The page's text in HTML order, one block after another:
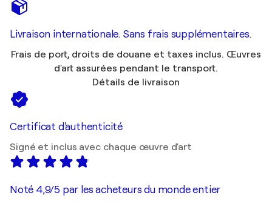
Livraison internationale. Sans frais supplémentaires.
Frais de port, droits de douane et taxes inclus. Œuvres
d'art assurées pendant le transport.
Détails de livraison
Certificat d'authenticité
Signé et inclus avec chaque œuvre d'art
Noté 4,9/5 par les acheteurs du monde entier